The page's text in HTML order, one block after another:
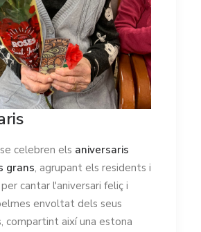
celebren els aniversaris
grans, agrupant els residents i
cantar l'aniversari feliç i
envoltat dels seus
compartint així una estona